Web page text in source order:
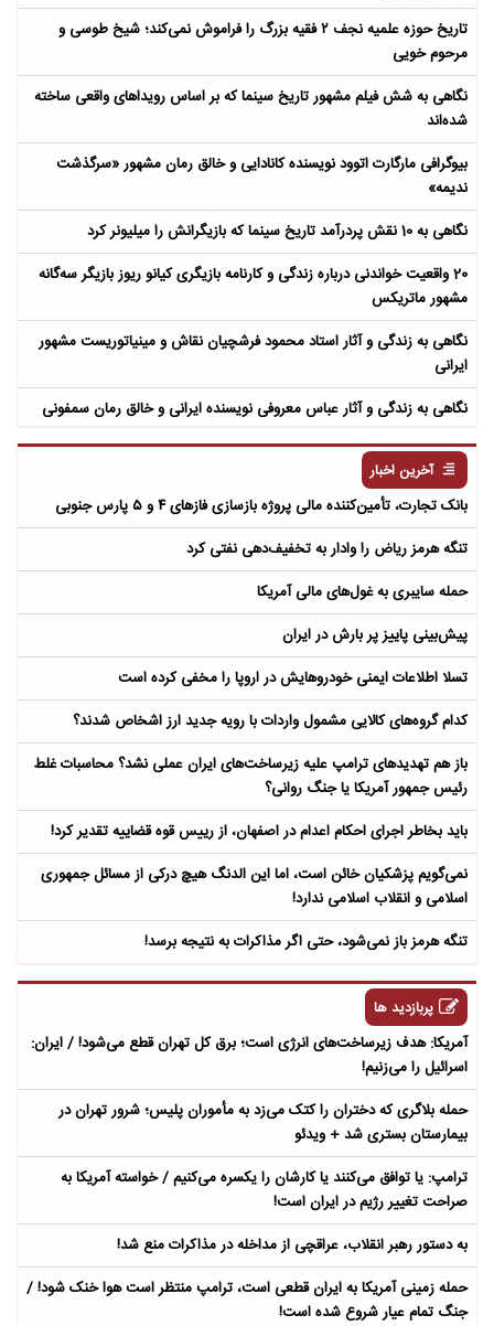
تاریخ حوزه علمیه نجف ۲ فقیه بزرگ را فراموش نمی‌کند؛ شیخ طوسی و
مرحوم خویی
نگاهی به شش فیلم مشهور تاریخ سینما که بر اساس رویداهای واقعی ساخته
شده‌اند
بیوگرافی مارگارت اتوود نویسنده کانادایی و خالق رمان مشهور «سرگذشت
ندیمه»
نگاهی به 10 نقش پردرآمد تاریخ سینما که بازیگرانش را میلیونر کرد
20 واقعیت خواندنی درباره زندگی و کارنامه بازیگری کیانو ریوز بازیگر سه‌گانه
مشهور ماتریکس
نگاهی به زندگی و آثار استاد محمود فرشچیان نقاش و مینیاتوریست مشهور
ایرانی
نگاهی به زندگی و آثار عباس معروفی نویسنده ایرانی و خالق رمان سمفونی
آخرین اخبار
بانک تجارت، تأمین‌کننده مالی پروژه بازسازی فازهای ۴ و ۵ پارس جنوبی
تنگه هرمز ریاض را وادار به تخفیف‌دهی نفتی کرد
حمله سایبری به غول‌های مالی آمریکا
پیش‌بینی پاییز پر بارش در ایران
تسلا اطلاعات ایمنی خودروهایش در اروپا را مخفی کرده است
کدام گروه‌های کالایی مشمول واردات با رویه جدید ارز اشخاص شدند؟
باز هم تهدیدهای ترامپ علیه زیرساخت‌های ایران عملی نشد؟ محاسبات غلط
رئیس جمهور آمریکا یا جنگ روانی؟
باید بخاطر اجرای احکام اعدام در اصفهان، از رییس قوه قضاییه تقدیر کرد!
نمی‌گویم پزشکیان خائن است، اما این الدنگ هیچ درکی از مسائل جمهوری
اسلامی و انقلاب اسلامی ندارد!
تنگه هرمز باز نمی‌شود، حتی اگر مذاکرات به نتیجه برسد!
پربازدید ها
آمریکا: هدف زیرساخت‌های انرژی است؛ برق کل تهران قطع می‌شود! / ایران:
اسرائیل را می‌زنیم!
حمله بلاگری که دختران را کتک می‌زد به مأموران پلیس؛ شرور تهران در
بیمارستان بستری شد + ویدئو
ترامپ: یا توافق می‌کنند یا کارشان را یکسره می‌کنیم / خواسته آمریکا به
صراحت تغییر رژیم در ایران است!
به دستور رهبر انقلاب، عراقچی از مداخله در مذاکرات منع شد!
حمله زمینی آمریکا به ایران قطعی است، ترامپ منتظر است هوا خنک شود! /
جنگ تمام عیار شروع شده است!